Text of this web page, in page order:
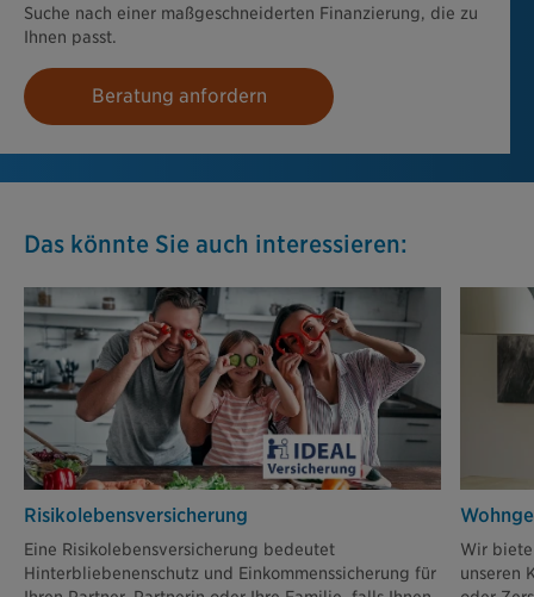
Suche nach einer maßgeschneiderten Finanzierung, die zu
Ihnen passt.
Beratung anfordern
Das könnte Sie auch interessieren:
Risikolebens­versicherung
Eine Risikolebensversicherung bedeutet
Hinterbliebenenschutz und Einkommenssicherung für
Wir
unseren